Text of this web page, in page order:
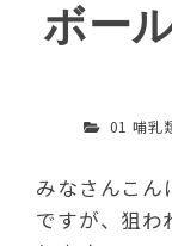
ボー
01 哺乳
みなさんこ
ですが、狙わ